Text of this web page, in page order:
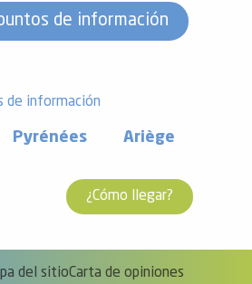
de información
de información
Pyrénées Ariège
¿Cómo llegar?
del sitioCarta de opiniones